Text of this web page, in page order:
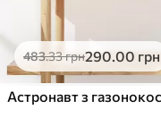
483.33грн290.00 грн